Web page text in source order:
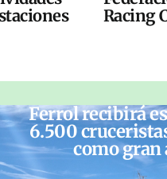
Racing
Ferrol recibirá
6.500
como